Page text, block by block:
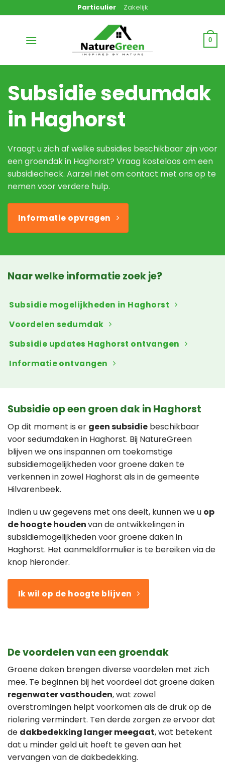
naar
Particulier Zakelijk
0
Subsidie sedumdak
in Haghorst
Vraagt u zich af welke subsidies beschikbaar zijn voor
een groendak in Haghorst? Vraag kosteloos om een
subsidiecheck. Aarzel niet om contact met ons op te
nemen voor verdere hulp.
Informatie opvragen
Naar welke informatie zoek je?
Subsidie mogelijkheden in Haghorst
Voordelen sedumdak
Subsidie updates Haghorst ontvangen
Informatie ontvangen
Subsidie op een groen dak in Haghorst
Op dit moment is er geen subsidie beschikbaar
voor sedumdaken in Haghorst. Bij NatureGreen
blijven we ons inspannen om toekomstige
subsidiemogelijkheden voor groene daken te
verkennen in zowel Haghorst als in de gemeente
Hilvarenbeek.
Indien u uw gegevens met ons deelt, kunnen we u op
de hoogte houdenvan de ontwikkelingen in
subsidiemogelijkheden voor groene daken in
Haghorst. Het aanmeldformulier is te bereiken via de
knop hieronder.
Ik wil op de hoogte blijven
De voordelen van een groendak
Groene daken brengen diverse voordelen met zich
mee. Te beginnen bij het voordeel dat groene daken
regenwater vasthouden, wat zowel
overstromingen helpt voorkomen als de druk op de
riolering vermindert. Ten derde zorgen ze ervoor dat
de dakbedekking langer meegaat, wat betekent
dat u minder geld uit hoeft te geven aan het
vervangen van de dakbedekking.